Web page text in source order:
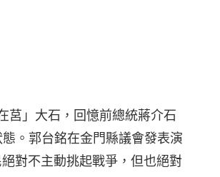
莒」大石，回憶前總統蔣介石
。郭台銘在金門縣議會發表演
對不主動挑起戰爭，但也絕對